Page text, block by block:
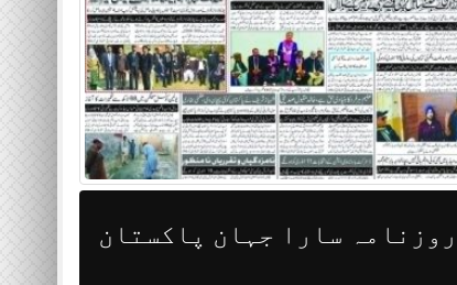
روزنامہ سارا جہان پاکستان